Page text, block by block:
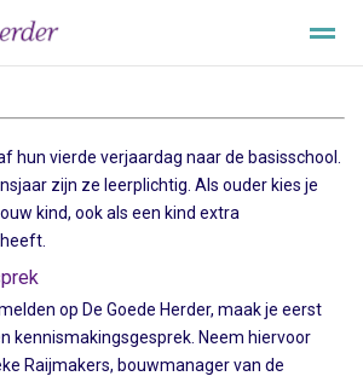
Contact Locatie
hun vierde verjaardag naar de basisschool.
zijn ze leerplichtig. Als ouder kies je
kind, ook als een kind extra
op De Goede Herder, maak je eerst
kennismakingsgesprek. Neem hiervoor
Raijmakers, bouwmanager van de